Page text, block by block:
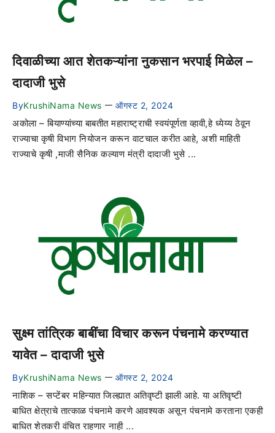
दिवाळीच्या आत शेतकऱ्यांना नुकसान भरपाई मिळेल –
दादाजी भुसे
ByKrushiNama News — ऑगस्ट 2, 2024
अकोला – बियाण्यांच्या बाबतीत महाराष्ट्राची स्वयंपूर्णता व्हावी,हे ध्येय्य ठेवून
राज्याचा कृषी विभाग नियोजन करून वाटचाल करीत आहे, अशी माहिती
राज्याचे कृषी ,माजी सैनिक कल्याण मंत्री दादाजी भुसे ...
सुक्ष्म तांत्रिक बाबींचा विचार करून पंचनामे करण्यात
यावेत – दादाजी भुसे
ByKrushiNama News — ऑगस्ट 2, 2024
नाशिक – सप्टेंबर महिन्यात जिल्ह्यात अतिवृष्टी झाली आहे. या अतिवृष्टी
बाधित क्षेत्राचे तात्काळ पंचनामे करणे आवश्यक असून पंचनामे करताना एकही
बाधित शेतकरी वंचित राहणार नाही ...